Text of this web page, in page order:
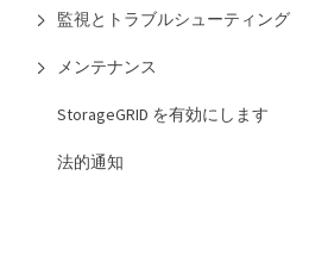
監視とトラブルシューティング
メンテナンス
StorageGRID を有効にします
法的通知